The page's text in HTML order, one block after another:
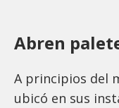
Abren
A principios del
ubicó en sus